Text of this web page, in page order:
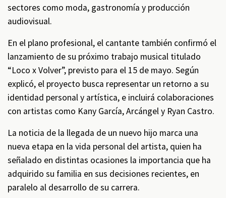
sectores como moda, gastronomía y producción
audiovisual.
En el plano profesional, el cantante también confirmó el
lanzamiento de su próximo trabajo musical titulado
“Loco x Volver”, previsto para el 15 de mayo. Según
explicó, el proyecto busca representar un retorno a su
identidad personal y artística, e incluirá colaboraciones
con artistas como Kany García, Arcángel y Ryan Castro.
La noticia de la llegada de un nuevo hijo marca una
nueva etapa en la vida personal del artista, quien ha
señalado en distintas ocasiones la importancia que ha
adquirido su familia en sus decisiones recientes, en
paralelo al desarrollo de su carrera.